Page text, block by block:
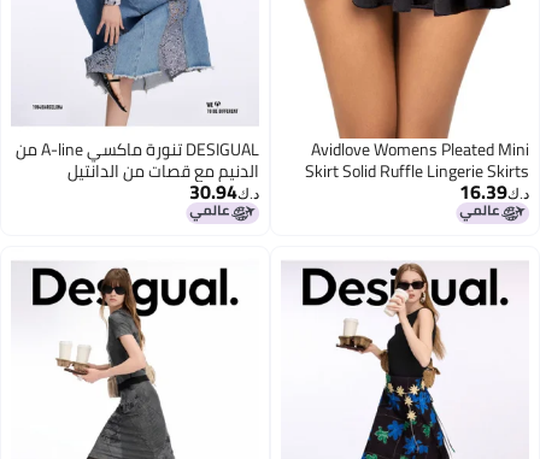
Avidlove Womens Pleated Mini
Skirt Solid Ruffle Lingerie Skirts
Layered Y2K Plaid Outfit for
Schoolgirl Role Play XS-4XL,
د.ك‏16.39
DESIGUAL تنورة ماكسي A-line من
الدنيم مع قصات من الدانتيل
د.ك‏30.94